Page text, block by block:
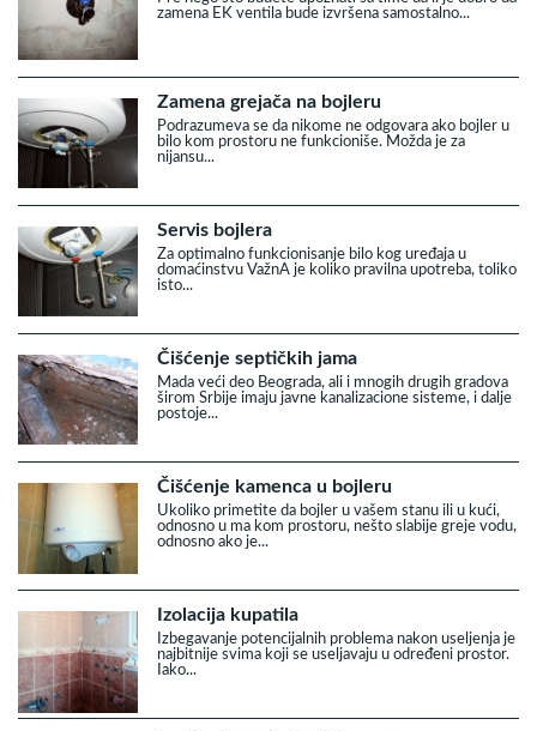
zamena EK ventila bude izvršena samostalno...
Zamena grejača na bojleru
Podrazumeva se da nikome ne odgovara ako bojler u
bilo kom prostoru ne funkcioniše. Možda je za
nijansu...
Servis bojlera
Za optimalno funkcionisanje bilo kog uređaja u
domaćinstvu VažnA je koliko pravilna upotreba, toliko
isto...
Čišćenje septičkih jama
Mada veći deo Beograda, ali i mnogih drugih gradova
širom Srbije imaju javne kanalizacione sisteme, i dalje
postoje...
Čišćenje kamenca u bojleru
Ukoliko primetite da bojler u vašem stanu ili u kući,
odnosno u ma kom prostoru, nešto slabije greje vodu,
odnosno ako je...
Izolacija kupatila
Izbegavanje potencijalnih problema nakon useljenja je
najbitnije svima koji se useljavaju u određeni prostor.
Iako...